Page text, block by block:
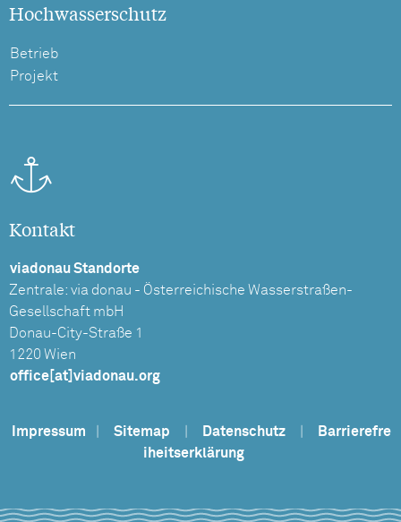
Hochwasserschutz
Betrieb
Projekt
Kontakt
viadonau Standorte
Zentrale: via donau - Österreichische Wasserstraßen-
Gesellschaft mbH
Donau-City-Straße 1
1220 Wien
office[at]viadonau.org
Impressum Sitemap Datenschutz
Barrierefre
iheitserklärung